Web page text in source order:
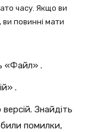
часу. Якщо ви
повинні мати
«Файл» .
.
Знайдіть
помилки,